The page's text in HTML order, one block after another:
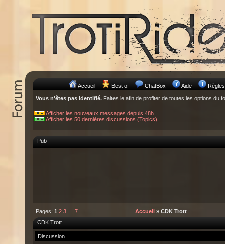
Accueil Best of ChatBox Aide Règles
Vous n'êtes pas identifié. Faites le afin de profiter de toutes les options du
Afficher les nouveaux messages depuis 48h
Afficher les 50 dernières discussions (Topics)
Pub
Pages: 1 2 3 7 Accueil » CDK Trott
CDK Trott
Discussion